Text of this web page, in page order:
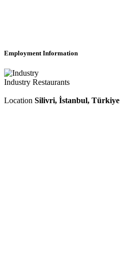
Employment Information
Industry Restaurants
Location Silivri, İstanbul, Türkiye